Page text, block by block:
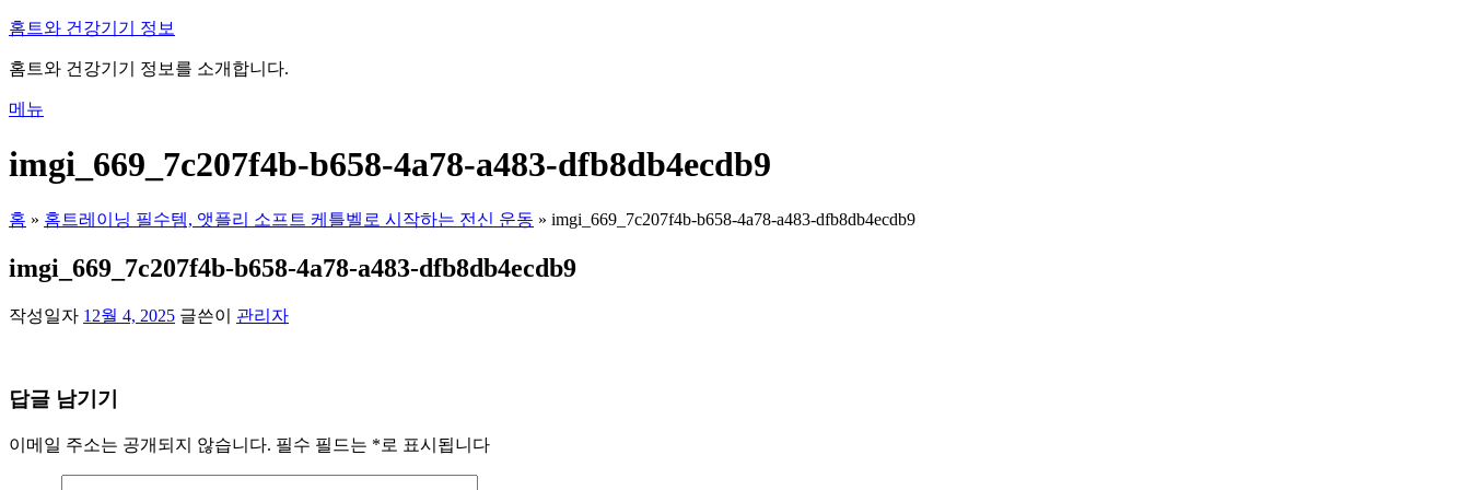
내
으
바
가
홈트와 건강기기 정보
홈트와 건강기기 정보를 소개합니다.
메뉴
imgi_669_7c207f4b-b658-4a78-a483-dfb8db4ecdb9
홈 » 홈트레이닝 필수템, 앳플리 소프트 케틀벨로 시작하는 전신 운동 » imgi_669_7c207f4b-b658-4a78-a483-dfb8db4ecdb9
imgi_669_7c207f4b-b658-4a78-a483-dfb8db4ecdb9
작성일자 12월 4, 2025 글쓴이 관리자
답글 남기기
이메일 주소는 공개되지 않습니다. 필수 필드는 *로 표시됩니다